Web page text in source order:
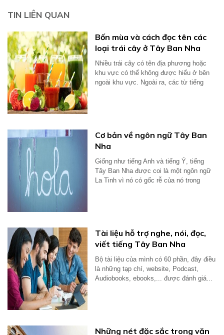
TIN LIÊN QUAN
Bốn mùa và cách đọc tên các
loại trái cây ở Tây Ban Nha
Nhiều trái cây có tên địa phương hoặc
khu vực có thể không được hiểu ở bên
ngoài khu vực. Ngoài ra, các từ tiếng
Cơ bản về ngôn ngữ Tây Ban
Nha
Giống như tiếng Anh và tiếng Ý, tiếng
Tây Ban Nha được coi là một ngôn ngữ
La Tinh vì nó có gốc rễ của nó trong
Tài liệu hỗ trợ nghe, nói, đọc,
viết tiếng Tây Ban Nha
Bộ tài liệu của mình có 60 phần, đây điều
là những tạp chí, website, Podcast,
Audiobooks, ebooks,... được đánh giá...
Những nét đặc sắc trong văn